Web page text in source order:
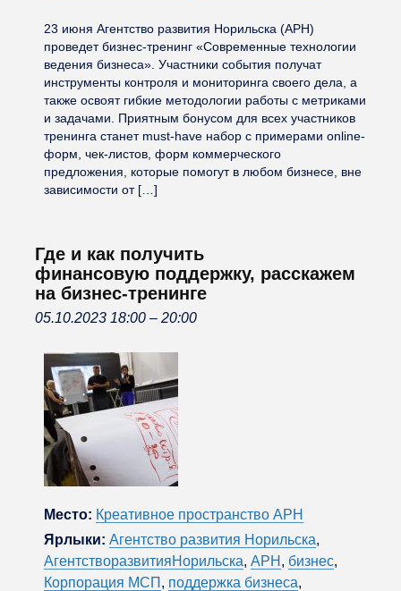
23 июня Агентство развития Норильска (АРН)
проведет бизнес-тренинг «Современные технологии
ведения бизнеса». Участники события получат
инструменты контроля и мониторинга своего дела, а
также освоят гибкие методологии работы с метриками
и задачами. Приятным бонусом для всех участников
тренинга станет must-have набор с примерами online-
форм, чек-листов, форм коммерческого
предложения, которые помогут в любом бизнесе, вне
зависимости от […]
Где и как получить
финансовую поддержку, расскажем
на бизнес-тренинге
05.10.2023 18:00 – 20:00
Место: Креативное пространство АРН
Ярлыки: Агентство развития Норильска,
АгентстворазвитияНорильска, АРН , бизнес,
Корпорация МСП , поддержка бизнеса,